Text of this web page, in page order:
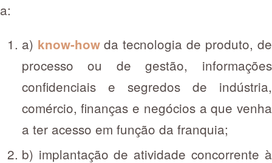
a:
a) know-howda tecnologia de produto, de
processo ou de gestão, informações
confidenciais e segredos de indústria,
comércio, finanças e negócios a que venha
a ter acesso em função da franquia;
b) implantação de atividade concorrente à